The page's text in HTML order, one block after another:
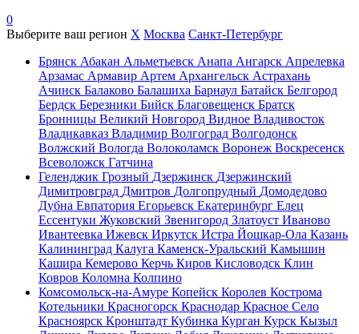
0
Выберите ваш регион X Москва Санкт-Петербург
Брянск Абакан Альметьевск Анапа Ангарск Апрелевка
Арзамас Армавир Артем Архангельск Астрахань
Ачинск Балаково Балашиха Барнаул Батайск Белгород
Бердск Березники Бийск Благовещенск Братск
Бронницы Великий Новгород Видное Владивосток
Владикавказ Владимир Волгоград Волгодонск
Волжский Вологда Волоколамск Воронеж Воскресенск
Всеволожск Гатчина
Геленджик Грозный Дзержинск Дзержинский
Димитровград Дмитров Долгопрудный Домодедово
Дубна Евпатория Егорьевск Екатеринбург Елец
Ессентуки Жуковский Звенигород Златоуст Иваново
Ивантеевка Ижевск Иркутск Истра Йошкар-Ола Казань
Калининград Калуга Каменск-Уральский Камышин
Кашира Кемерово Керчь Киров Кисловодск Клин
Ковров Коломна Колпино
Комсомольск-на-Амуре Копейск Королев Кострома
Котельники Красногорск Краснодар Красное Село
Красноярск Кронштадт Кубинка Курган Курск Кызыл